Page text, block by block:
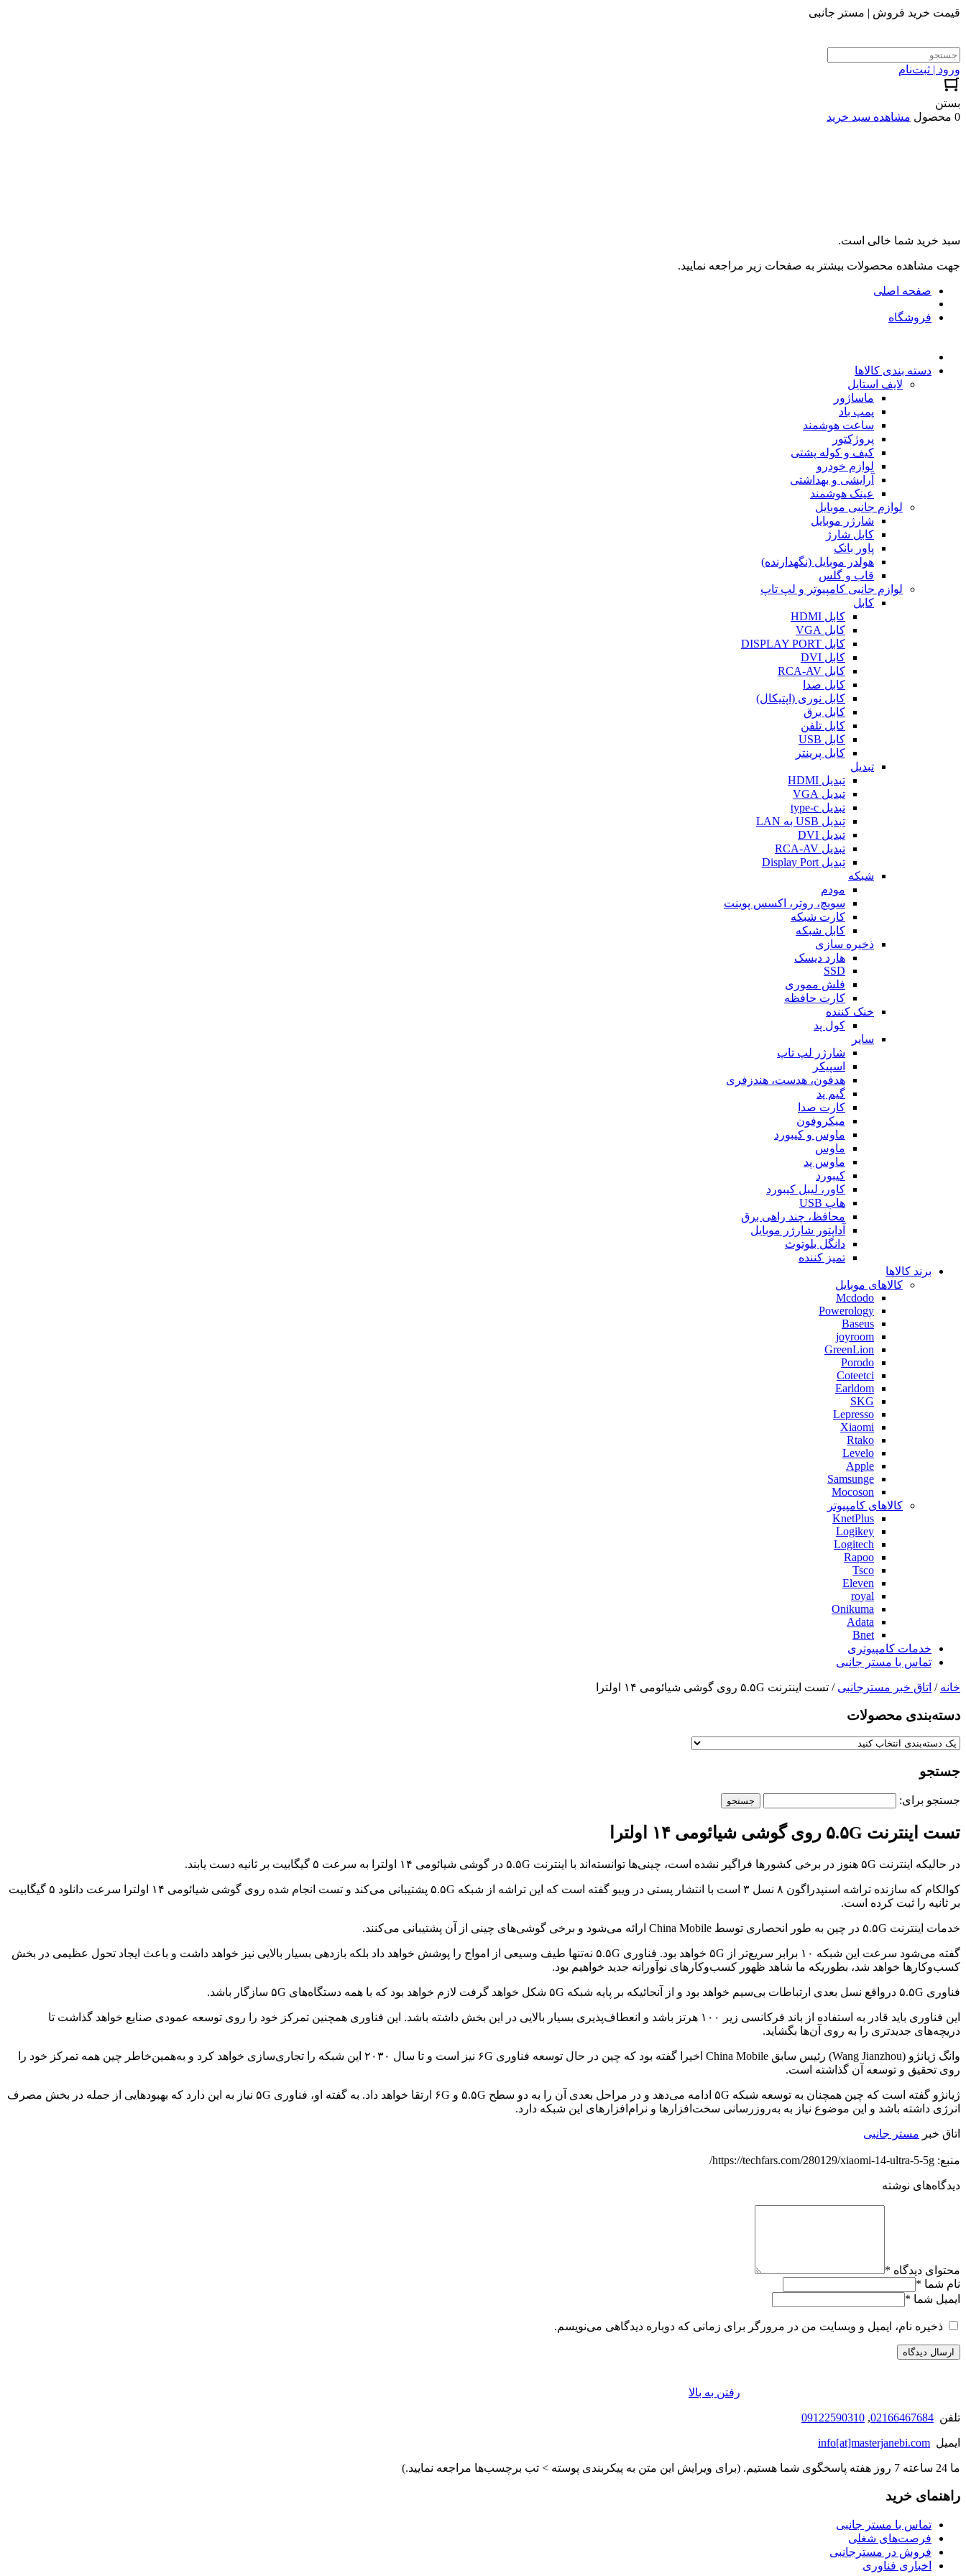
قیمت خرید فروش | مستر جانبی
ورود | ثبت‌نام
بستن
0 محصول
مشاهده سبد خرید
سبد خرید شما خالی است.
جهت مشاهده محصولات بیشتر به صفحات زیر مراجعه نمایید.
صفحه اصلی
فروشگاه
دسته بندی کالاها
لایف استایل
ماساژور
پمپ باد
ساعت هوشمند
پروژکتور
کیف و کوله پشتی
لوازم خودرو
آرایشی و بهداشتی
عینک هوشمند
لوازم جانبی موبایل
شارژر موبایل
کابل شارژ
پاور بانک
هولدر موبایل (نگهدارنده)
قاب و گلس
لوازم جانبی کامپیوتر و لپ تاپ
کابل
کابل HDMI
کابل VGA
کابل DISPLAY PORT
کابل DVI
کابل RCA-AV
کابل صدا
کابل نوری (اپتیکال)
کابل برق
کابل تلفن
کابل USB
کابل پرینتر
تبدیل
تبدیل HDMI
تبدیل VGA
تبدیل type-c
تبدیل USB به LAN
تبدیل DVI
تبدیل RCA-AV
تبدیل Display Port
شبکه
مودم
سویچ، روتر، اکسس پوینت
کارت شبکه
کابل شبکه
ذخیره سازی
هارد دیسک
SSD
فلش مموری
کارت حافظه
خنک کننده
کول پد
سایر
شارژر لپ تاپ
اسپیکر
هدفون، هدست، هندزفری
گیم پد
کارت صدا
میکروفون
ماوس و کیبورد
ماوس
ماوس پد
کیبورد
کاور، لیبل کیبورد
هاب USB
محافظ، چند راهی برق
آداپتور شارژر موبایل
دانگل بلوتوث
تمیز کننده
برند کالاها
کالاهای موبایل
Mcdodo
Powerology
Baseus
joyroom
GreenLion
Porodo
Coteetci
Earldom
SKG
Lepresso
Xiaomi
Rtako
Levelo
Apple
Samsunge
Mocoson
کالاهای کامپیوتر
KnetPlus
Logikey
Logitech
Rapoo
Tsco
Eleven
royal
Onikuma
Adata
Bnet
خدمات کامپیوتری
تماس با مستر جانبی
خانه / اتاق خبر مسترجانبی / تست اینترنت ۵.۵G روی گوشی شیائومی ۱۴ اولترا
دسته‌بندی‌ محصولات
جستجو
جستجو برای:
تست اینترنت ۵.۵G روی گوشی شیائومی ۱۴ اولترا
در حالیکه اینترنت ۵G هنوز در برخی کشورها فراگیر نشده است، چینی‌ها توانسته‌‌اند با اینترنت ۵.۵G در گوشی شیائومی ۱۴ اولترا به سرعت ۵ گیگابیت‌ بر ثانیه دست یابند.
کوالکام که سازنده تراشه اسنپدراگون ۸ نسل ۳ است با انتشار پستی در ویبو گفته است که این تراشه از شبکه ۵.۵G پشتیبانی می‌کند و تست انجام شده روی گوشی شیائومی ۱۴ اولترا سرعت دانلود ۵ گیگابیت‌
بر ثانیه را ثبت کرده است.
خدمات اینترنت ۵.۵G در چین به طور انحصاری توسط China Mobile ارائه می‌شود و برخی گوشی‌های چینی از آن پشتیبانی می‌کنند.
گفته می‌شود سرعت این شبکه ۱۰ برابر سریع‌تر از ۵G خواهد بود‌. فناوری ۵.۵G نه‌تنها طیف وسیعی از امواج را پوشش خواهد داد بلکه بازدهی بسیار بالایی نیز خواهد داشت و باعث ایجاد تحول عظیمی در بخش
کسب‌وکارها خواهد شد، بطوریکه ما شاهد ظهور کسب‌وکارهای نوآورانه جدید خواهیم بود‌.
فناوری ۵.۵G درواقع نسل بعدی ارتباطات بی‌سیم خواهد بود و از آنجائیکه بر پایه شبکه ۵G شکل خواهد گرفت لازم خواهد بود که با همه دستگاه‌های ۵G سازگار باشد.
این فناوری باید قادر به استفاده از باند فرکانسی زیر ۱۰۰ هرتز باشد و انعطاف‌پذیری بسیار بالایی در این بخش داشته باشد. این فناوری همچنین تمرکز خود را روی توسعه عمودی صنایع خواهد گذاشت تا
دریچه‌های جدیدتری را به روی آن‌ها بگشاید.
وانگ ژیا‌نژو (Wang Jianzhou) رئیس سابق China Mobile اخیرا گفته بود که چین در حال توسعه فناوری ۶G نیز است و تا سال ۲۰۳۰ این شبکه را تجاری‌سازی خواهد کرد و به‌همین‌خاطر چین همه تمرکز خود را
روی تحقیق و توسعه آن گذاشته است.
ژیا‌نژو گفته است که چین همچنان به توسعه شبکه ۵G ادامه می‌دهد و در مراحل بعدی آن را به دو سطح ۵.۵G و ۶G ارتقا خواهد داد. به گفته او، فناوری ۵G نیاز به این دارد که بهبودهایی از جمله در بخش مصرف
انرژی داشته باشد و این موضوع نیاز به به‌روزرسانی سخت‌افزارها و نرام‌افزارهای این شبکه دارد.
اتاق خبر مستر جانبی
منبع: https://techfars.com/280129/xiaomi-14-ultra-5-5g/
دیدگاه‌های نوشته
محتوای دیدگاه *
نام شما *
ایمیل شما *
ذخیره نام، ایمیل و وبسایت من در مرورگر برای زمانی که دوباره دیدگاهی می‌نویسم.
رفتن به بالا
تلفن 02166467684
,
09122590310
ایمیل info[at]masterjanebi.com
ما 24 ساعته 7 روز هفته پاسخگوی شما هستیم. (برای ویرایش این متن به پیکربندی پوسته > تب برچسب‌ها مراجعه نمایید.)
راهنمای خرید
تماس با مستر جانبی
فرصت‌های شغلی
فروش در مسترجانبی
اخباری فناوری